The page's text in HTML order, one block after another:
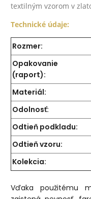
textilným vzorom v
Technické údaje:
Rozmer:
Opakovanie
(raport):
Materiál:
Odolnosť:
Odtieň podkladu:
Odtieň vzoru:
Kolekcia:
Vďaka použitému